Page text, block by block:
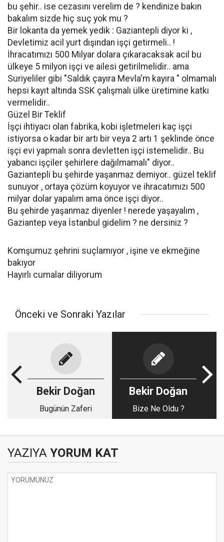
bu şehir.. ise cezasını verelim de ? kendinize bakın
bakalım sizde hiç suç yok mu ?
Bir lokanta da yemek yedik : Gaziantepli diyor ki ,
Devletimiz acil yurt dışından işçi getirmeli.. !
İhracatımızı 500 Milyar dolara çıkaracaksak acil bu
ülkeye 5 milyon işçi ve ailesi getirilmelidir.. ama
Suriyeliler gibi "Saldık çayıra Mevla'm kayıra " olmamalı
hepsi kayıt altında SSK çalışmalı ülke üretimine katkı
vermelidir..
Güzel Bir Teklif
İşçi ihtiyacı olan fabrika, kobi işletmeleri kaç işçi
istiyorsa o kadar bir artı bir veya 2 artı 1 şeklinde önce
işçi evi yapmalı sonra devletten işçi istemelidir.. Bu
yabancı işçiler şehirlere dağılmamalı" diyor..
Gaziantepli bu şehirde yaşanmaz demiyor.. güzel teklif
sunuyor , ortaya çözüm koyuyor ve ihracatımızı 500
milyar dolar yapalım ama önce işçi diyor..
Bu şehirde yaşanmaz diyenler ! nerede yaşayalım ,
Gaziantep veya İstanbul gidelim ? ne dersiniz ?
Komşumuz şehrini suçlamıyor , işine ve ekmeğine
bakıyor
Hayırlı cumalar diliyorum
Önceki ve Sonraki Yazılar
Bekir Doğan
Bugünün Zaferi
Bekir Doğan
Bize Ne Oldu ?
YAZIYA YORUM KAT